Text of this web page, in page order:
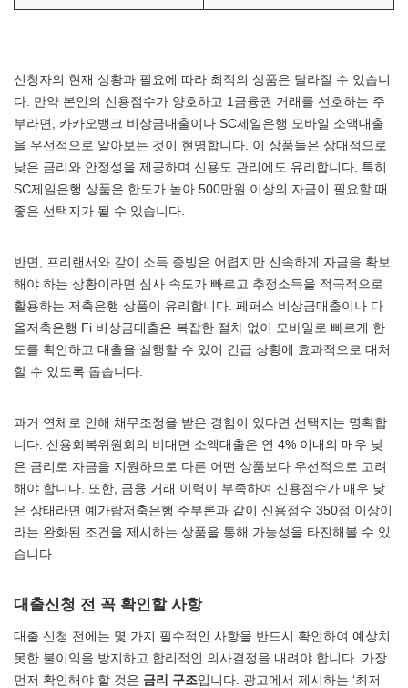
신청자의 현재 상황과 필요에 따라 최적의 상품은 달라질 수 있습니
다. 만약 본인의 신용점수가 양호하고 1금융권 거래를 선호하는 주
부라면, 카카오뱅크 비상금대출이나 SC제일은행 모바일 소액대출
을 우선적으로 알아보는 것이 현명합니다. 이 상품들은 상대적으로
낮은 금리와 안정성을 제공하며 신용도 관리에도 유리합니다. 특히
SC제일은행 상품은 한도가 높아 500만원 이상의 자금이 필요할 때
좋은 선택지가 될 수 있습니다.
반면, 프리랜서와 같이 소득 증빙은 어렵지만 신속하게 자금을 확보
해야 하는 상황이라면 심사 속도가 빠르고 추정소득을 적극적으로
활용하는 저축은행 상품이 유리합니다. 페퍼스 비상금대출이나 다
올저축은행 Fi 비상금대출은 복잡한 절차 없이 모바일로 빠르게 한
도를 확인하고 대출을 실행할 수 있어 긴급 상황에 효과적으로 대처
할 수 있도록 돕습니다.
과거 연체로 인해 채무조정을 받은 경험이 있다면 선택지는 명확합
니다. 신용회복위원회의 비대면 소액대출은 연 4% 이내의 매우 낮
은 금리로 자금을 지원하므로 다른 어떤 상품보다 우선적으로 고려
해야 합니다. 또한, 금융 거래 이력이 부족하여 신용점수가 매우 낮
은 상태라면 예가람저축은행 주부론과 같이 신용점수 350점 이상이
라는 완화된 조건을 제시하는 상품을 통해 가능성을 타진해볼 수 있
습니다.
대출신청 전 꼭 확인할 사항
대출 신청 전에는 몇 가지 필수적인 사항을 반드시 확인하여 예상치
못한 불이익을 방지하고 합리적인 의사결정을 내려야 합니다. 가장
먼저 확인해야 할 것은 금리 구조입니다. 광고에서 제시하는 ‘최저